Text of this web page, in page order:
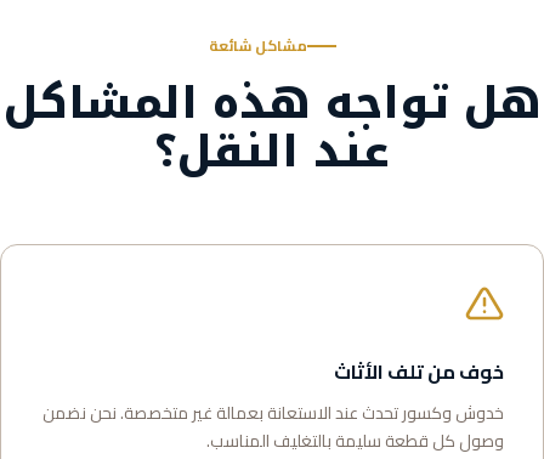
مشاكل شائعة
هل تواجه هذه المشاكل
عند النقل؟
خوف من تلف الأثاث
خدوش وكسور تحدث عند الاستعانة بعمالة غير متخصصة. نحن نضمن
وصول كل قطعة سليمة بالتغليف المناسب.